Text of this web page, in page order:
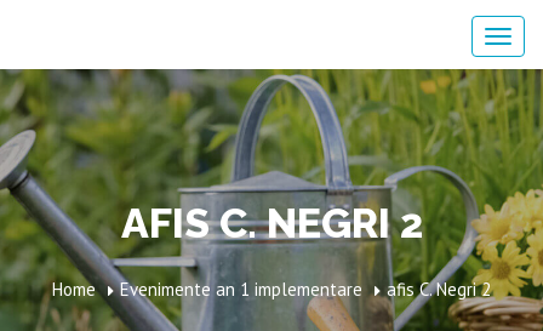
AFIS C. NEGRI 2
Home Evenimente an 1 implementare afis C. Negri 2